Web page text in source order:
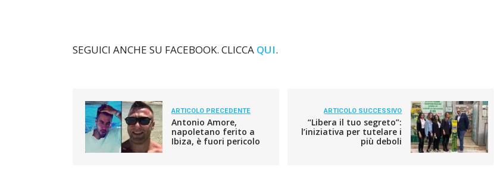
SEGUICI ANCHE SU FACEBOOK. CLICCA QUI.
ARTICOLO PRECEDENTE
Antonio Amore,
napoletano ferito a
Ibiza, è fuori pericolo
ARTICOLO SUCCESSIVO
“Libera il tuo segreto”:
l’iniziativa per tutelare i
più deboli